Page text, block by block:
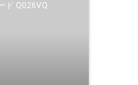
ド Q026VQ